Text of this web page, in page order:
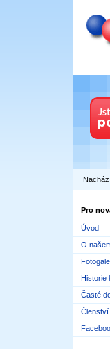
Pro
Úvod
O
Historie
Časté
Členství